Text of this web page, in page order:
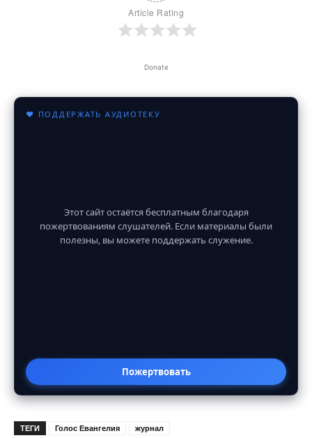
Article Rating
Donate
♥ ПОДДЕРЖАТЬ АУДИОТЕКУ
Этот сайт остаётся бесплатным благодаря
пожертвованиям слушателей. Если материалы были
полезны, вы можете поддержать служение.
Пожертвовать
ТЕГИ Голос Евангелия журнал